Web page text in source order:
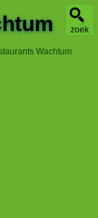
zoek
Wachtum